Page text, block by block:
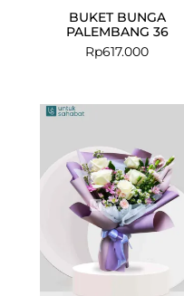
BUKET BUNGA
PALEMBANG 36
Rp617.000